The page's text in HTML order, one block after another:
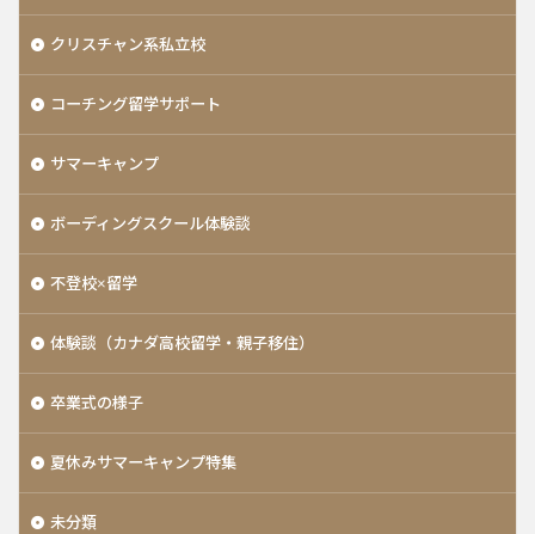
クリスチャン系私立校
コーチング留学サポート
サマーキャンプ
ボーディングスクール体験談
不登校×留学
体験談（カナダ高校留学・親子移住）
卒業式の様子
夏休みサマーキャンプ特集
未分類